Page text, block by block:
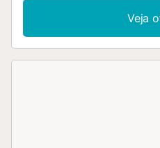
Veja